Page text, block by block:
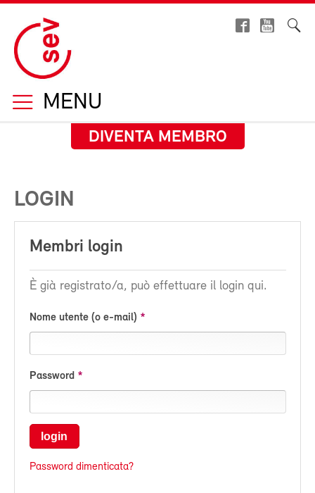
MENU
DIVENTA MEMBRO
LOGIN
Membri login
È già registrato/a, può effettuare il login qui.
Nome utente (o e-mail)
Password
login
Password dimenticata?